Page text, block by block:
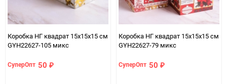
Коробка НГ квадрат 15х15х15 см
GYH22627-105 микс
СуперОпт 50 ₽
Коробка НГ квадрат 15х15х15 см
GYH22627-79 микс
СуперОпт 50 ₽